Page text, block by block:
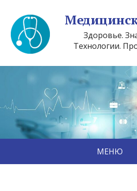
Здоровье.
Технологии.
МЕНЮ